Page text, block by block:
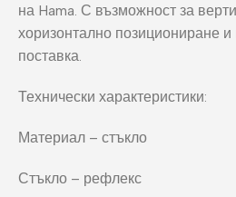
на Hama. С възможност за
хоризонтално позициониране и
поставка.
Технически характеристики:
Материал – стъкло
Стъкло – рефлекс